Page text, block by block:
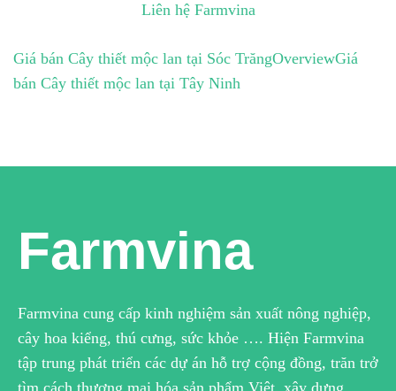
Liên hệ Farmvina
Giá bán Cây thiết mộc lan tại Sóc TrăngOverviewGiá
bán Cây thiết mộc lan tại Tây Ninh
Farmvina
Farmvina cung cấp kinh nghiệm sản xuất nông nghiệp,
cây hoa kiểng, thú cưng, sức khỏe …. Hiện Farmvina
tập trung phát triển các dự án hỗ trợ cộng đồng, trăn trở
tìm cách thương mại hóa sản phẩm Việt, xây dựng